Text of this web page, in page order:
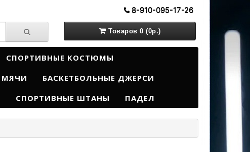
8-910-095-17-26
Товаров 0 (0р.)
СПОРТИВНЫЕ КОСТЮМЫ
МЯЧИ
БАСКЕТБОЛЬНЫЕ ДЖЕРСИ
СПОРТИВНЫЕ ШТАНЫ ПАДЕЛ